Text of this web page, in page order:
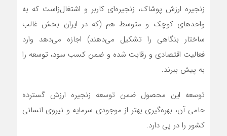
زنجیره ارزش پوشاک، زنجیره‌ای کاربر و اشتغال‌زاست که به
واحدهای کوچک و متوسط هم (که در ایران بخش غالب
ساختار بنگاهی را تشکیل می‌دهند) اجازه می‌دهد وارد
فعالیت اقتصادی و رقابت شده و ضمن کسب سود، توسعه را
به پیش ببرند.
توسعه این محصول ضمن توسعه زنجیره ارزش گسترده
حامی آن، بهره‌گیری بهتر از موجودی سرمایه و نیروی انسانی
کشور را در پی دارد.